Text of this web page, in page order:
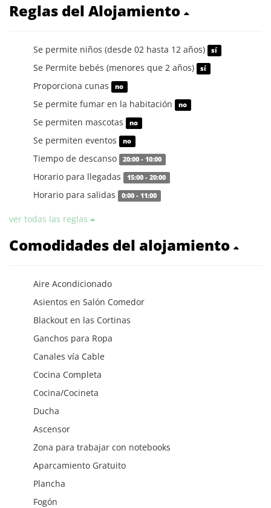
Reglas del Alojamiento
Se permite niños (desde 02 hasta 12 años) sí
Se Permite bebés (menores que 2 años) sí
Proporciona cunas no
Se permite fumar en la habitación no
Se permiten mascotas no
Se permiten eventos no
Tiempo de descanso 20:00 - 10:00
Horario para llegadas 15:00 - 20:00
Horario para salidas 0:00 - 11:00
ver todas las reglas
Comodidades del alojamiento
Aire Acondicionado
Asientos en Salón Comedor
Blackout en las Cortinas
Ganchos para Ropa
Canales vía Cable
Cocina Completa
Cocina/Cocineta
Ducha
Ascensor
Zona para trabajar con notebooks
Aparcamiento Gratuito
Plancha
Fogón